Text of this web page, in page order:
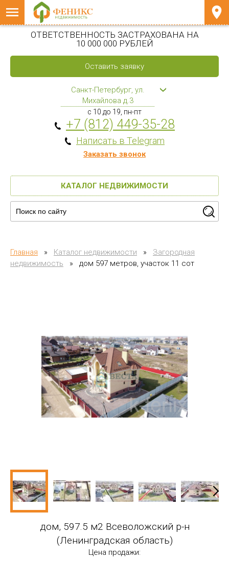
ОТВЕТСТВЕННОСТЬ ЗАСТРАХОВАНА НА
10 000 000 РУБЛЕЙ
Оставить заявку
Санкт-Петербург, ул.
Михайлова д.3
с 10 до 19, пн-пт
+7 (812) 449-35-28
Написать в Telegram
Заказать звонок
КАТАЛОГ НЕДВИЖИМОСТИ
Главная » Каталог недвижимости »
Загородная
недвижимость
» дом 597 метров, участок 11 сот
дом, 597.5 м2 Всеволожский р-н
(Ленинградская область)
Цена продажи: